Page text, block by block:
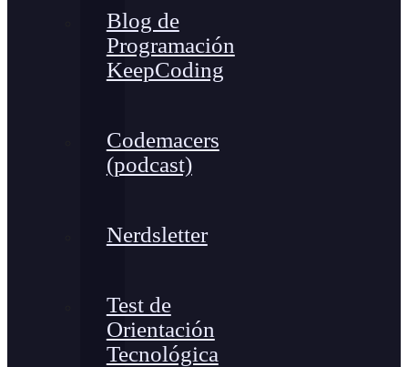
Blog de
Programación
KeepCoding
Codemacers
(podcast)
Nerdsletter
Test de
Orientación
Tecnológica